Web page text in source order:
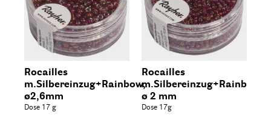
Rocailles
m.Silbereinzug+Rainbow,
ø2,6mm
Dose 17 g
Rocailles
m.Silbereinzug+Rainbow,
ø 2 mm
Dose 17g